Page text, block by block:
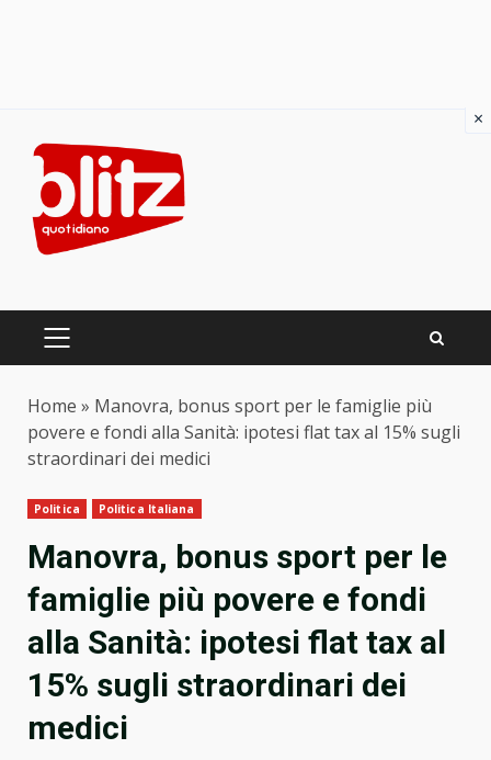
content
PRIMARY
Home » Manovra, bonus sport per le famiglie più
povere e fondi alla Sanità: ipotesi flat tax al 15% sugli
straordinari dei medici
Politica Politica Italiana
Manovra, bonus sport per le
famiglie più povere e fondi
alla Sanità: ipotesi flat tax al
15% sugli straordinari dei
medici
×